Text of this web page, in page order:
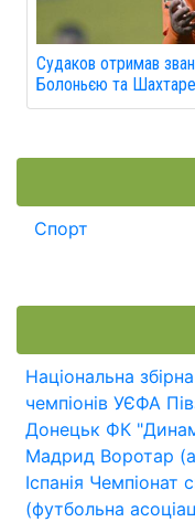
Судаков отримав
Болоньєю та
Спорт
Національна
чемпіонів УЄФА
Донецьк ФК
Мадрид Воротар
Іспанія Чемпіонат
(футбольна